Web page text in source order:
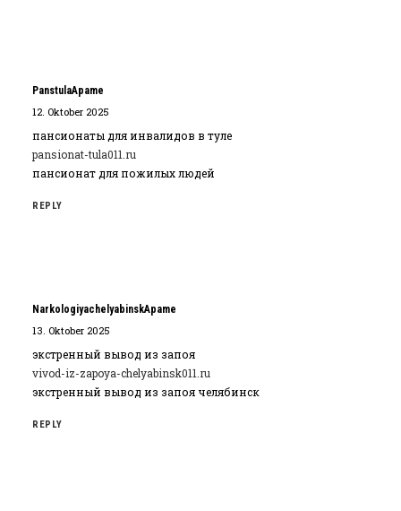
PanstulaApame
12. Oktober 2025
пансионаты для инвалидов в туле
pansionat-tula011.ru
пансионат для пожилых людей
REPLY
NarkologiyachelyabinskApame
13. Oktober 2025
экстренный вывод из запоя
vivod-iz-zapoya-chelyabinsk011.ru
экстренный вывод из запоя челябинск
REPLY